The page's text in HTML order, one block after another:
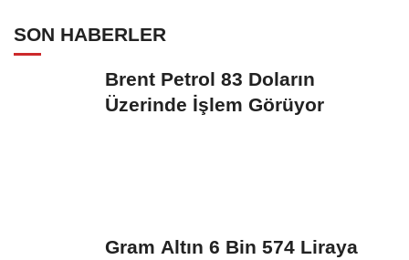
SON HABERLER
Brent Petrol 83 Doların
Üzerinde İşlem Görüyor
Gram Altın 6 Bin 574 Liraya